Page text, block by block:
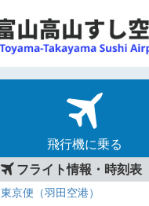
飛行機に乗る
フライト情報・時刻表
東京便（羽田空港）